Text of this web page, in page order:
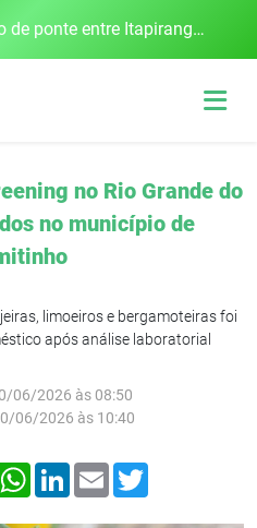
Edital para construção de ponte entre Itapiranga e Barra do Guarita deve ser lançado no segundo semestre
no Rio Grande do
no município de
limoeiros e bergamoteiras foi
após análise laboratorial
06/2026 às 08:50
06/2026 às 10:40
WhatsApp
LinkedIn
Email